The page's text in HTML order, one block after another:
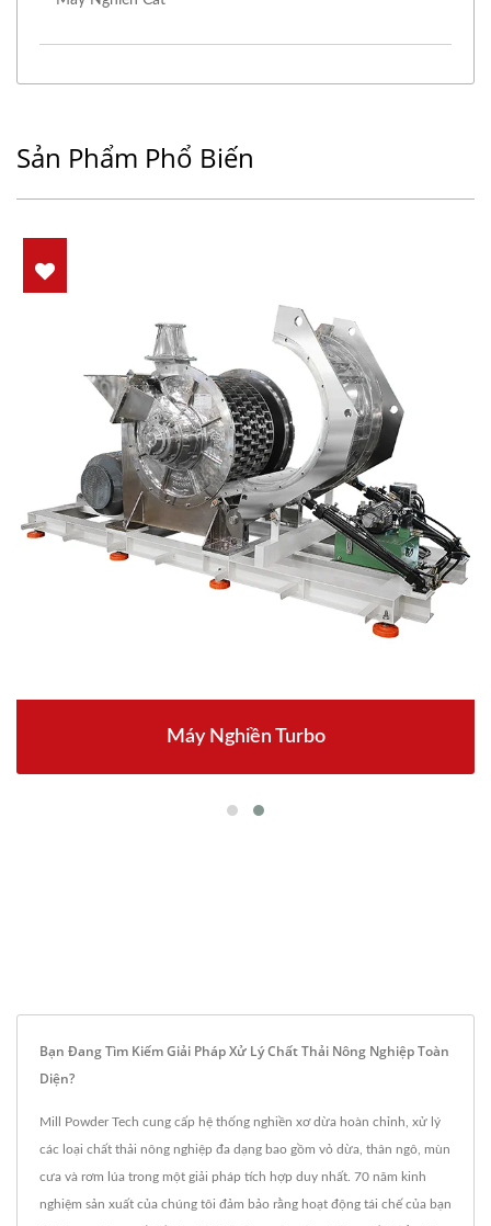
Sản Phẩm Phổ Biến
Máy Nghiền Turbo
Bạn Đang Tìm Kiếm Giải Pháp Xử Lý Chất Thải Nông Nghiệp Toàn
Diện?
Mill Powder Tech cung cấp hệ thống nghiền xơ dừa hoàn chỉnh, xử lý
các loại chất thải nông nghiệp đa dạng bao gồm vỏ dừa, thân ngô, mùn
cưa và rơm lúa trong một giải pháp tích hợp duy nhất. 70 năm kinh
nghiệm sản xuất của chúng tôi đảm bảo rằng hoạt động tái chế của bạn